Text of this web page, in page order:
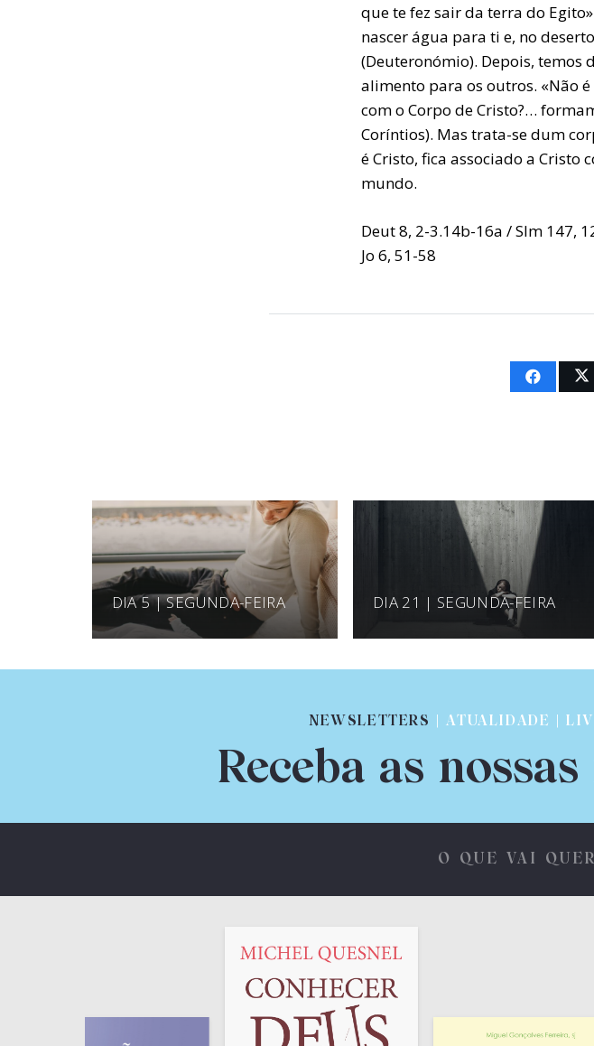
que te fez sair da terra do
nascer água para ti e, no
(Deuteronómio). Depois, temos
alimento para os outros. «Não
com o Corpo de Cristo?…
Coríntios). Mas trata-se dum
é Cristo, fica associado a Cristo
mundo.
Deut 8, 2-3.14b-16a / Slm 147,
Jo 6, 51-58
DIA 5 | SEGUNDA-FEIRA DIA 21 | SEGUNDA-FEIRA
NEWSLETTERS | ATUALIDADE |
Receba as
O QUE VAI